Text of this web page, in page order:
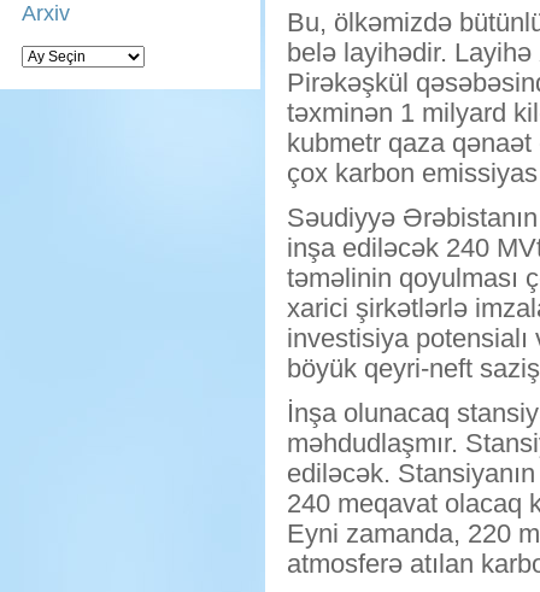
Arxiv
Arxiv
Bu, ölkəmizdə
belə layihədir. Layihə
Pirəkəşkül
təxminən 1 milyard
kubmetr qaza
çox karbon
Səudiyyə
inşa ediləcək 240
təməlinin qoyulması
xarici şirkətlərlə
investisiya potensialı
böyük qeyri-neft
İnşa olunacaq
məhdudlaşmır.
ediləcək.
240 meqavat olacaq
Eyni zamanda, 220
atmosferə atılan